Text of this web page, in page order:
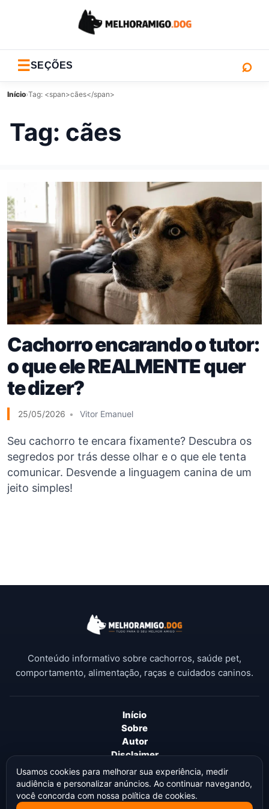
☰SEÇÕES ⌕
Início›Tag: <span>cães</span>
Tag: cães
Cachorro encarando o tutor:
o que ele REALMENTE quer
te dizer?
25/05/2026 Vitor Emanuel
Seu cachorro te encara fixamente? Descubra os
segredos por trás desse olhar e o que ele tenta
comunicar. Desvende a linguagem canina de um
jeito simples!
Conteúdo informativo sobre cachorros, saúde pet,
comportamento, alimentação, raças e cuidados caninos.
Início
Sobre
Autor
Disclaimer
Termos de Uso
Política de Privacidade
Política de Cookies
Usamos cookies para melhorar sua experiência, medir
audiência e personalizar anúncios. Ao continuar navegando,
você concorda com nossa política de cookies.